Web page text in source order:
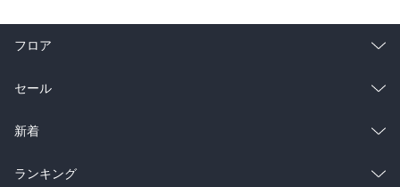
フロア
総合
ラノベ
雑誌・グラビア
セール
総合
ラノベ
新着
総合
ランキング